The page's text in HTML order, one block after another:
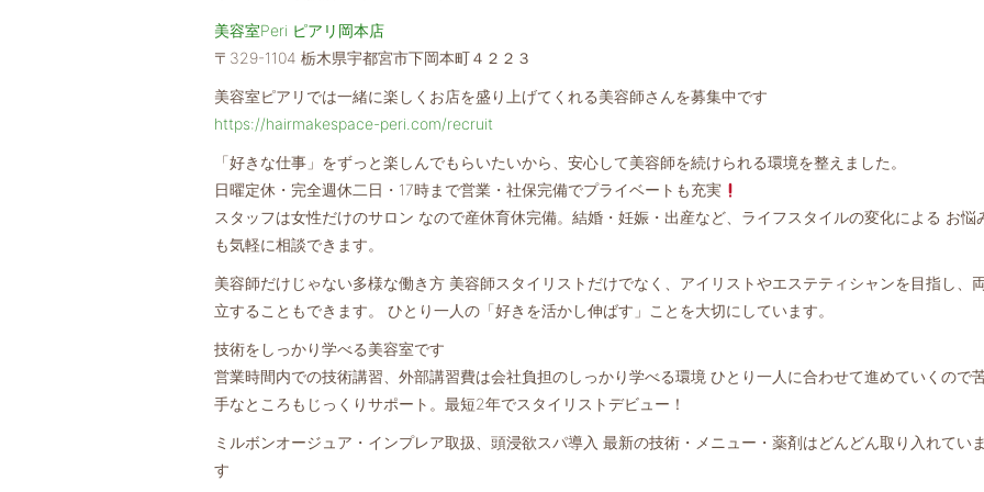
美容室Peri ピアリ岡本店
〒329-1104 栃木県宇都宮市下岡本町４２２３
美容室ピアリでは一緒に楽しくお店を盛り上げてくれる美容師さんを募集中です
https://hairmakespace-peri.com/recruit
「好きな仕事」をずっと楽しんでもらいたいから、安心して美容師を続けられる環境を整えました。
日曜定休・完全週休二日・17時まで営業・社保完備でプライベートも充実
スタッフは女性だけのサロン なので産休育休完備。結婚・妊娠・出産など、ライフスタイルの変化による お悩
も気軽に相談できます。
美容師だけじゃない多様な働き方 美容師スタイリストだけでなく、アイリストやエステティシャンを目指し、
立することもできます。 ひとり一人の「好きを活かし伸ばす」ことを大切にしています。
技術をしっかり学べる美容室です
営業時間内での技術講習、外部講習費は会社負担のしっかり学べる環境 ひとり一人に合わせて進めていくので
手なところもじっくりサポート。最短2年でスタイリストデビュー！
ミルボンオージュア・インプレア取扱、頭浸欲スパ導入 最新の技術・メニュー・薬剤はどんどん取り入れていま
す